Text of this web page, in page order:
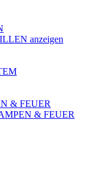
anzeigen
& FEUER
& FEUER